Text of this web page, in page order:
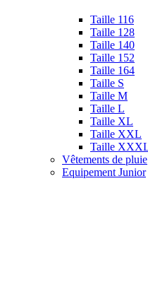
Taille 116
Taille 128
Taille 140
Taille 152
Taille 164
Taille S
Taille M
Taille L
Taille XL
Taille XXL
Taille
Vêtements de pluie
Equipement Junior